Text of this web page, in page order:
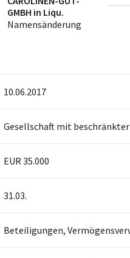
GMBH in Liqu.
Namensänderung
10.06.2017
Gesellschaft mit
EUR 35.000
31.03.
Beteiligungen,